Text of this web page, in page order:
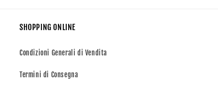
SHOPPING ONLINE
Condizioni Generali di Vendita
Termini di Consegna